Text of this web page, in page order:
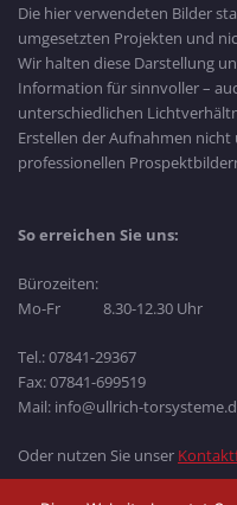
Die hier verwendeten Bilder
umgesetzten Projekten und
Wir halten diese Darstellung
Information für sinnvoller –
unterschiedlichen
Erstellen der Aufnahmen
professionellen
So erreichen Sie uns:
Bürozeiten:
Mo-Fr 8.30-12.30 Uhr
Tel.: 07841-29367
Fax: 07841-699519
Mail: info@ullrich-
Oder nutzen Sie unser